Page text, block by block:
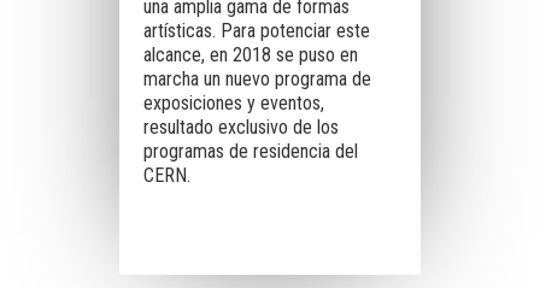
una amplia gama de formas
artísticas. Para potenciar este
alcance, en 2018 se puso en
marcha un nuevo programa de
exposiciones y eventos,
resultado exclusivo de los
programas de residencia del
CERN.